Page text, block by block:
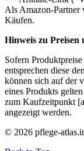
Als Amazon-Partner
Käufen.
Hinweis zu
Sofern
entsprechen diese
können sich auf der
eines Produkts
zum Kaufzeitpunkt
angezeigt werden.
© 2026 pflege-